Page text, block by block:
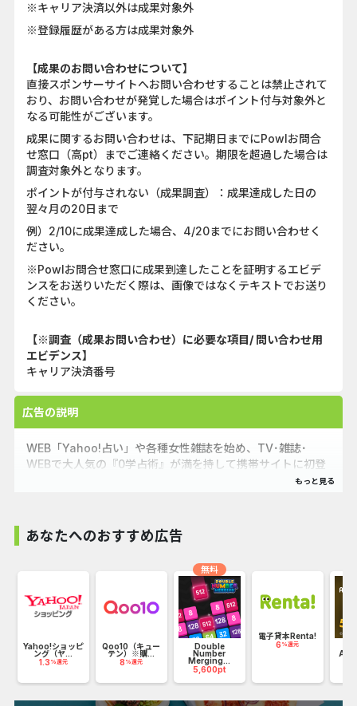
※キャリア決済以外は成果対象外
※登録履歴がある方は成果対象外
【成果のお問い合わせについて】
直接スポンサーサイトへお問い合わせすることは禁止されて
おり、お問い合わせが発覚した場合はポイント付与対象外と
なる可能性がございます。
成果に関するお問い合わせは、下記期日までにPowlお問合
せ窓口（高pt）までご連絡ください。期限を超過した場合は
調査対象外となります。
ポイントが付与されない（成果調査）：成果達成した日の
翌々月の20日まで
例）2/10に成果達成した場合、4/20までにお問い合わせく
ださい。
※Powlお問合せ窓口に成果到達したことを証明するエビデ
ンスをお送りいただく際は、画像ではなくテキストでお送り
ください。
【※調査（成果お問い合わせ）に必要な項目/ 問い合わせ用
エビデンス】
キャリア決済番号
広告の説明
WEB「Yahoo!占い」や各種女性雑誌を始め、TV･雑誌･
WEBで大人気の『0学占術』が満を持して携帯サイトに初登
あなたへのおすすめ広告
Yahoo!ショッピ
ング（ヤ...
1.3 %還元
Qoo10（キュー
テン）※購...
8 %還元
Double
Number
Merging...
5,600pt
無料
電子貸本Renta!
6 %還元